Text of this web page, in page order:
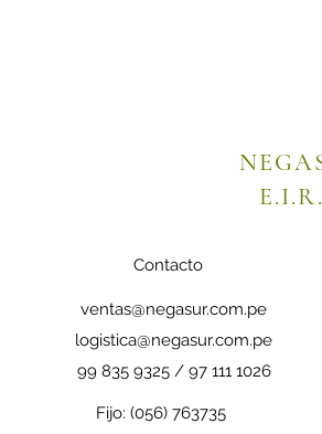
Contacto
ventas@negasur.com.pe
logistica@negasur.com.pe
99 835 9325 / 97 111 1026
Fijo: (056) 763735